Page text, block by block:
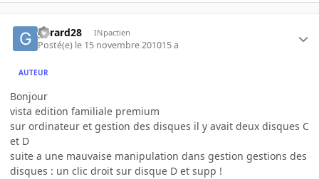
gerard28 INpactien
Posté(e) le 15 novembre 201015 a
AUTEUR
Bonjour
vista edition familiale premium
sur ordinateur et gestion des disques il y avait deux disques C
et D
suite a une mauvaise manipulation dans gestion gestions des
disques : un clic droit sur disque D et supp !